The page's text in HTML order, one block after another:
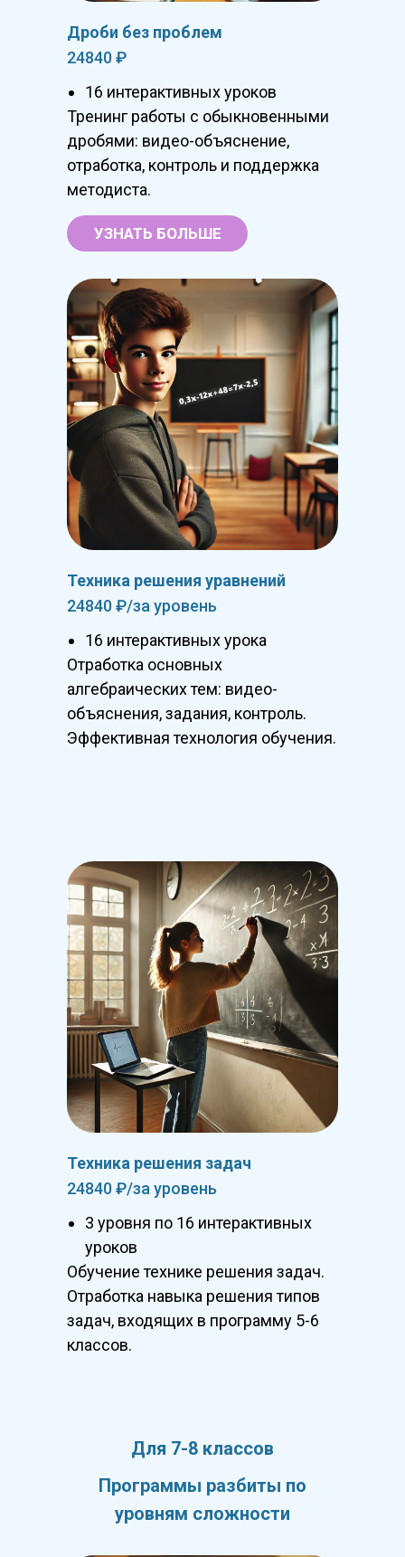
Техника решения уравнений
24840 ₽/за уровень
16 интерактивных урока
Отработка основных
алгебраических тем: видео-
объяснения, задания, контроль.
Эффективная технология обучения.
Дроби без проблем
24840 ₽
16 интерактивных уроков
Тренинг работы с обыкновенными
дробями: видео-объяснение,
отработка, контроль и поддержка
методиста.
УЗНАТЬ БОЛЬШЕ
Техника решения задач
24840 ₽/за уровень
3 уровня по 16 интерактивных
уроков
Обучение технике решения задач.
Отработка навыка решения типов
задач, входящих в программу 5-6
классов.
Программы разбиты по
уровням сложности
Для 7-8 классов